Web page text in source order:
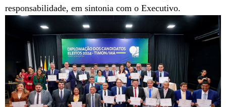
responsabilidade, em sintonia com o Executivo.